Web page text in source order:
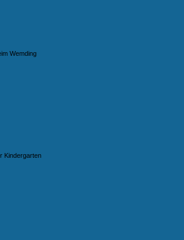
Wemding
Kindergarten